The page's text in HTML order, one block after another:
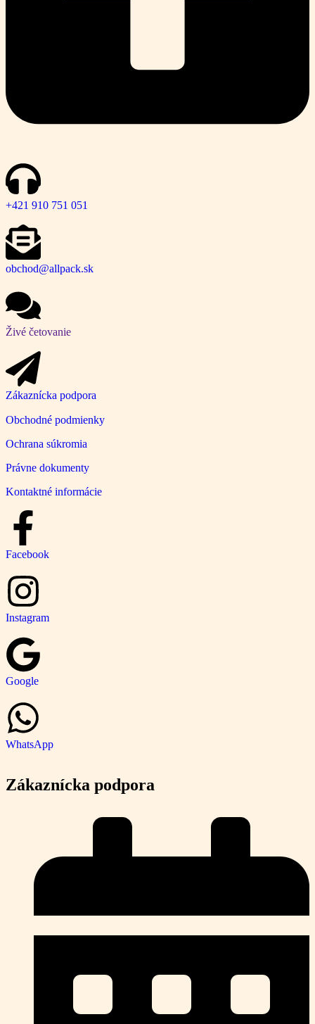
+421 910 751 051
obchod@allpack.sk
Živé četovanie
Zákaznícka podpora
Obchodné podmienky
Ochrana súkromia
Právne dokumenty
Kontaktné informácie
Facebook
Instagram
Google
WhatsApp
Zákaznícka podpora